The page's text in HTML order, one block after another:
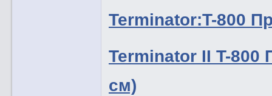
Terminator:T-800
Terminator II T-800
см)